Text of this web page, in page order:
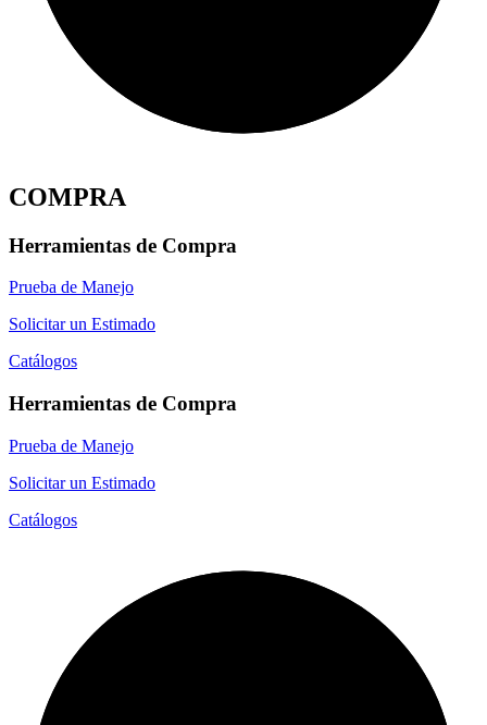
COMPRA
Herramientas de Compra
Prueba de Manejo
Solicitar un Estimado
Catálogos
Herramientas de Compra
Prueba de Manejo
Solicitar un Estimado
Catálogos